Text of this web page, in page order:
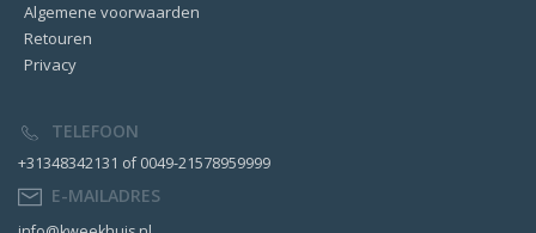
Algemene voorwaarden
Retouren
Privacy
TELEFOON
+31348342131 of 0049-21578959999
E-MAILADRES